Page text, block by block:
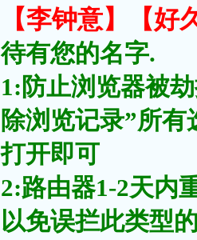
【李钟意】【
待有您的名字.
1:防止浏览器被
除浏览记录”所
打开即可
2:路由器1-2天内
以免误拦此类型